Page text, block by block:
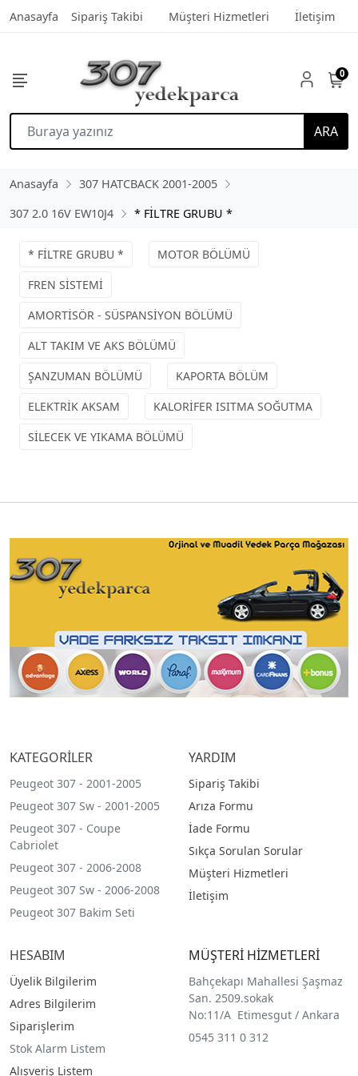
Anasayfa Sipariş Takibi Müşteri Hizmetleri İletişim
ARA
0
Anasayfa
307 HATCBACK 2001-2005
307 2.0 16V EW10J4
* FİLTRE GRUBU *
* FİLTRE GRUBU *
MOTOR BÖLÜMÜ
FREN SİSTEMİ
AMORTİSÖR - SÜSPANSİYON BÖLÜMÜ
ALT TAKIM VE AKS BÖLÜMÜ
ŞANZUMAN BÖLÜMÜ
KAPORTA BÖLÜM
ELEKTRİK AKSAM
KALORİFER ISITMA SOĞUTMA
SİLECEK VE YIKAMA BÖLÜMÜ
KATEGORİLER
Peugeot 307 - 2001-2005
Peugeot 307 Sw - 2001-2005
Peugeot 307 - Coupe
Cabriolet
Peugeot 307 - 2006-2008
Peugeot 307 Sw - 2006-2008
Peugeot 307 Bakim Seti
YARDIM
Sipariş Takibi
Arıza Formu
İade Formu
Sıkça Sorulan Sorular
Müşteri Hizmetleri
İletişim
HESABIM
Üyelik Bilgilerim
Adres Bilgilerim
Siparişlerim
Stok Alarm Listem
Alışveriş Listem
MÜŞTERİ HİZMETLERİ
Bahçekapı Mahallesi Şaşmaz
San. 2509.sokak
No:11/A Etimesgut / Ankara
0545 311 0 312